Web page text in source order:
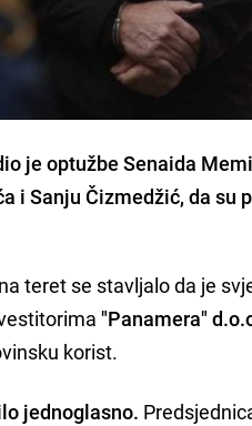
je optužbe Senaida
i Sanju Čizmedžić, da su
na teret se stavljalo da je
"Panamera"
korist.
jednoglasno.